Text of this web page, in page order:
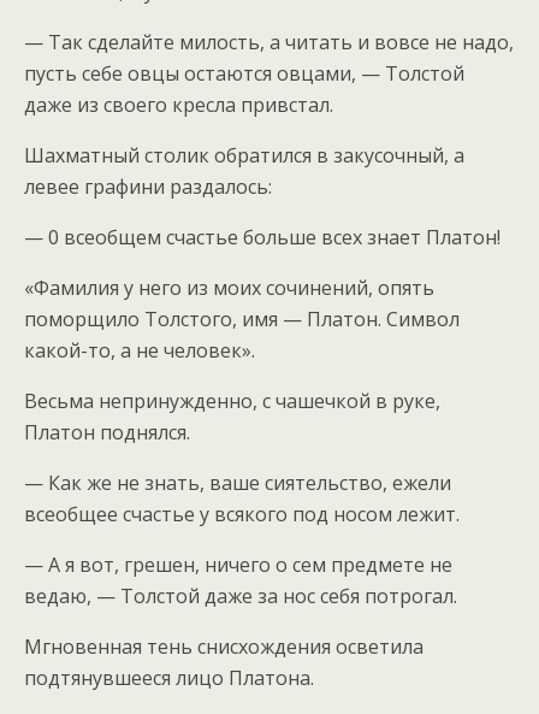
— Так сделайте милость, а читать и вовсе не надо,
пусть себе овцы остаются овцами, — Толстой
даже из своего кресла привстал.
Шахматный столик обратился в закусочный, а
левее графини раздалось:
— 0 всеобщем счастье больше всех знает Платон!
«Фамилия у него из моих сочинений, опять
поморщило Толстого, имя — Платон. Символ
какой-то, а не человек».
Весьма непринужденно, с чашечкой в руке,
Платон поднялся.
— Как же не знать, ваше сиятельство, ежели
всеобщее счастье у всякого под носом лежит.
— А я вот, грешен, ничего о сем предмете не
ведаю, — Толстой даже за нос себя потрогал.
Мгновенная тень снисхождения осветила
подтянувшееся лицо Платона.